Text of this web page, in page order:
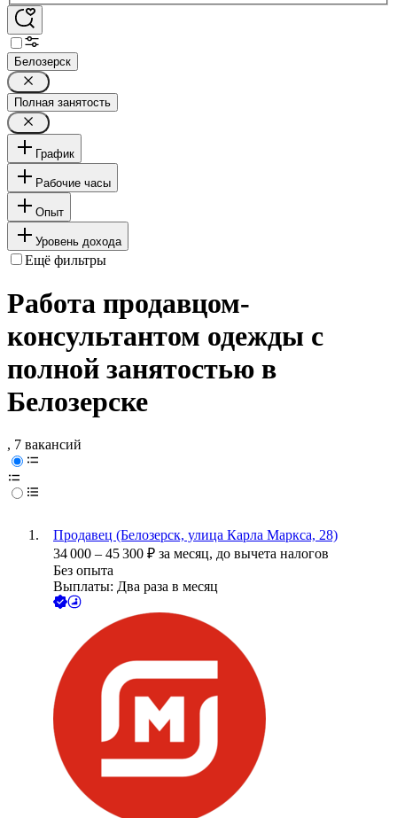
Белозерск
Полная занятость
График
Рабочие часы
Опыт
Уровень дохода
Ещё фильтры
Работа продавцом-
консультантом одежды с
полной занятостью в
Белозерске
, 7 вакансий
Продавец (Белозерск, улица Карла Маркса, 28)
34 000 – 45 300 ₽ за месяц, до вычета налогов
Без опыта
Выплаты: Два раза в месяц